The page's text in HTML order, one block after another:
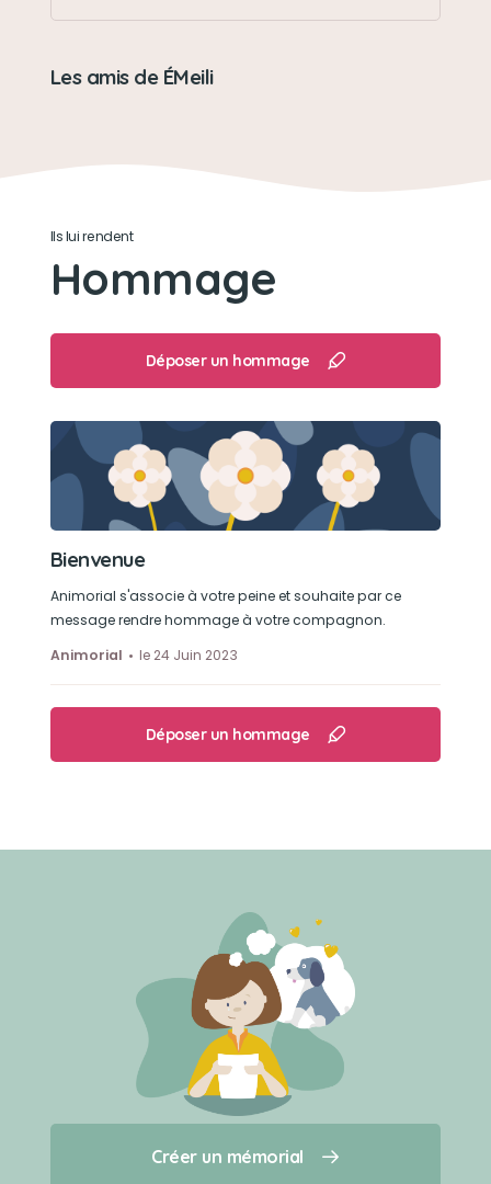
Créer un mémorial
Qui sommes-nous ?
Les promenades
Les amis de ÉMeili
Ils lui rendent
Hommage
Déposer un hommage
Bienvenue
Animorial s'associe à votre peine et souhaite par ce
message rendre hommage à votre compagnon.
Animorial
le 24 Juin 2023
Déposer un hommage
Créer un mémorial